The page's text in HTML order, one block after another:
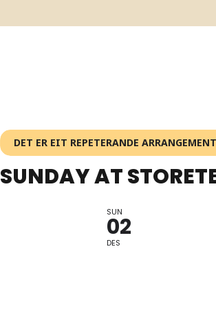
DET ER EIT REPETERANDE ARRANGEMENT
SUNDAY AT
SUN
02
DES